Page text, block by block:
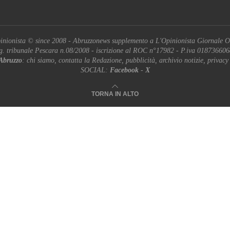
© since 2008 - Abruzzonews supplemento a L'Opinionista Giornale
tribunale Pescara n.08/2008 - iscrizione al ROC n°17982 - P.iva
: chi siamo, contatta la Redazione, pubblicità, archivio notizie, privacy
SOCIAL: Facebook- X
TORNA IN ALTO